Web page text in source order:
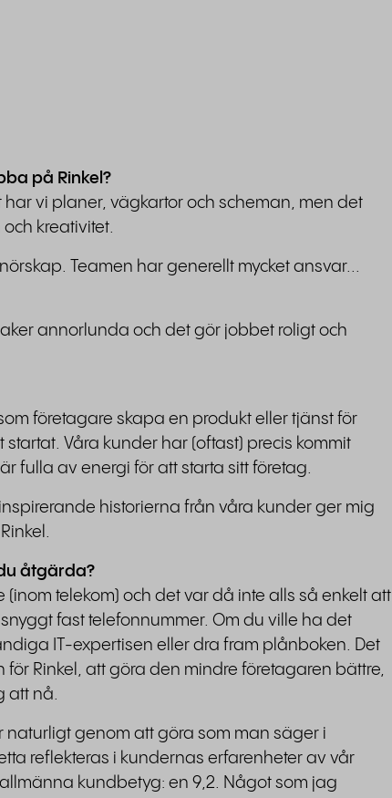
på Rinkel?
vi planer, vägkartor och scheman, men det
kreativitet.
Teamen har generellt mycket ansvar...
annorlunda och det gör jobbet roligt och
företagare skapa en produkt eller tjänst för
Våra kunder har (oftast) precis kommit
fulla av energi för att starta sitt företag.
historierna från våra kunder ger mig
åtgärda?
telekom) och det var då inte alls så enkelt att
fast telefonnummer. Om du ville ha det
IT-expertisen eller dra fram plånboken. Det
Rinkel, att göra den mindre företagaren bättre,
att nå.
naturligt genom att göra som man säger i
reflekteras i kundernas erfarenheter av vår
kundbetyg: en 9,2. Något som jag